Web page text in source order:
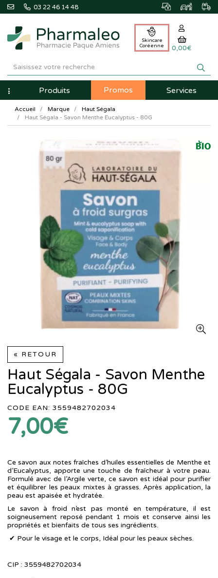
03 22 46 14 48
Pharmaleo
Pharmacie
Paque
Amiens
Skincare
Coréenne
0,00€
NavigationProduits Promos Services
Accueil Marque
Haut Ségala
Haut Ségala - Savon Menthe Eucalyptus - 80G
« RETOUR
Haut Ségala - Savon Menthe
Eucalyptus - 80G
CODE EAN: 3559482702034
7,00€
Ce savon aux notes fraîches d’huiles essentielles de Menthe et
d’Eucalyptus, apporte une touche de fraîcheur à votre peau.
Formulé avec de l’Argile verte, ce savon est idéal pour purifier
et équilibrer les peaux mixtes à grasses. Après application, la
peau est apaisée et hydratée.
Le savon à froid n’est pas monté en température, il est
soigneusement reposé pendant 1 mois et conserve ainsi les
propriétés et bienfaits de tous ses ingrédients.
✔ Pour le visage et le corps, Idéal pour les peaux sèches.
CIP : 3559482702034